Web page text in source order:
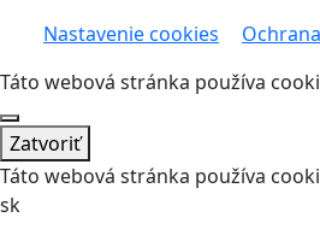
Nastavenie cookies
Táto webová stránka používa
Zatvoriť
Táto webová stránka používa
sk